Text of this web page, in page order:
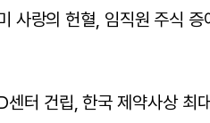
사랑의 헌혈, 임직원 주식 증
터 건립, 한국 제약사상 최